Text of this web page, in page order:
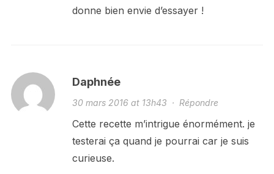
donne bien envie d’essayer !
Daphnée
30 mars 2016 at 13h43 · Répondre
Cette recette m’intrigue énormément. je
testerai ça quand je pourrai car je suis
curieuse.